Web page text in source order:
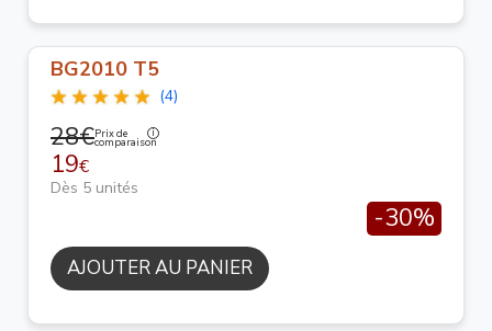
BG2010 T5
(4)
28€Prix de
comparaison
19€
Dès 5 unités
-30%
AJOUTER AU PANIER